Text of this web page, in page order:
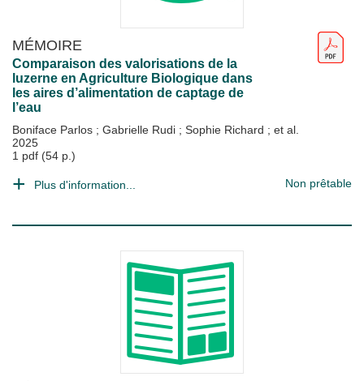
MÉMOIRE
Comparaison des valorisations de la
luzerne en Agriculture Biologique dans
les aires d’alimentation de captage de
l’eau
Boniface Parlos ; Gabrielle Rudi ; Sophie Richard ; et al.
2025
1 pdf (54 p.)
Plus d'information... Non prêtable